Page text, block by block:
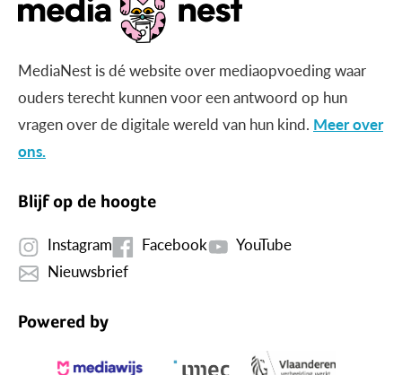
MediaNest is dé website over mediaopvoeding waar
ouders terecht kunnen voor een antwoord op hun
vragen over de digitale wereld van hun kind. Meer over
ons.
Blijf op de hoogte
Instagram Facebook
YouTube
Nieuwsbrief
Powered by